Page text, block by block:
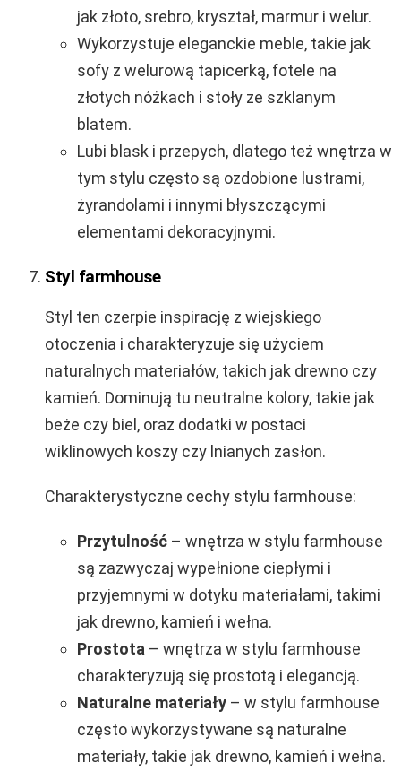
jak złoto, srebro, kryształ, marmur i welur.
Wykorzystuje eleganckie meble, takie jak
sofy z welurową tapicerką, fotele na
złotych nóżkach i stoły ze szklanym
blatem.
Lubi blask i przepych, dlatego też wnętrza w
tym stylu często są ozdobione lustrami,
żyrandolami i innymi błyszczącymi
elementami dekoracyjnymi.
Styl farmhouse
Styl ten czerpie inspirację z wiejskiego
otoczenia i charakteryzuje się użyciem
naturalnych materiałów, takich jak drewno czy
kamień. Dominują tu neutralne kolory, takie jak
beże czy biel, oraz dodatki w postaci
wiklinowych koszy czy lnianych zasłon.
Charakterystyczne cechy stylu farmhouse:
Przytulność – wnętrza w stylu farmhouse
są zazwyczaj wypełnione ciepłymi i
przyjemnymi w dotyku materiałami, takimi
jak drewno, kamień i wełna.
Prostota – wnętrza w stylu farmhouse
charakteryzują się prostotą i elegancją.
Naturalne materiały – w stylu farmhouse
często wykorzystywane są naturalne
materiały, takie jak drewno, kamień i wełna.